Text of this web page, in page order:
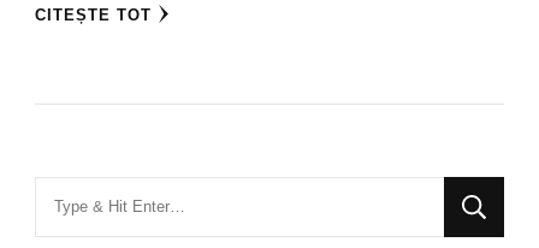
CITEȘTE TOT